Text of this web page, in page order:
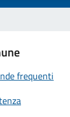
frequenti